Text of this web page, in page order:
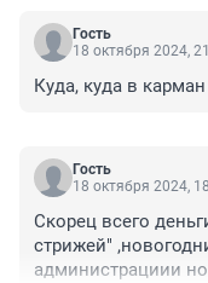
Гость
18 октября 2024,
Куда, куда в
Гость
18 октября 2024,
Скорец всего
стрижей"
администрациии